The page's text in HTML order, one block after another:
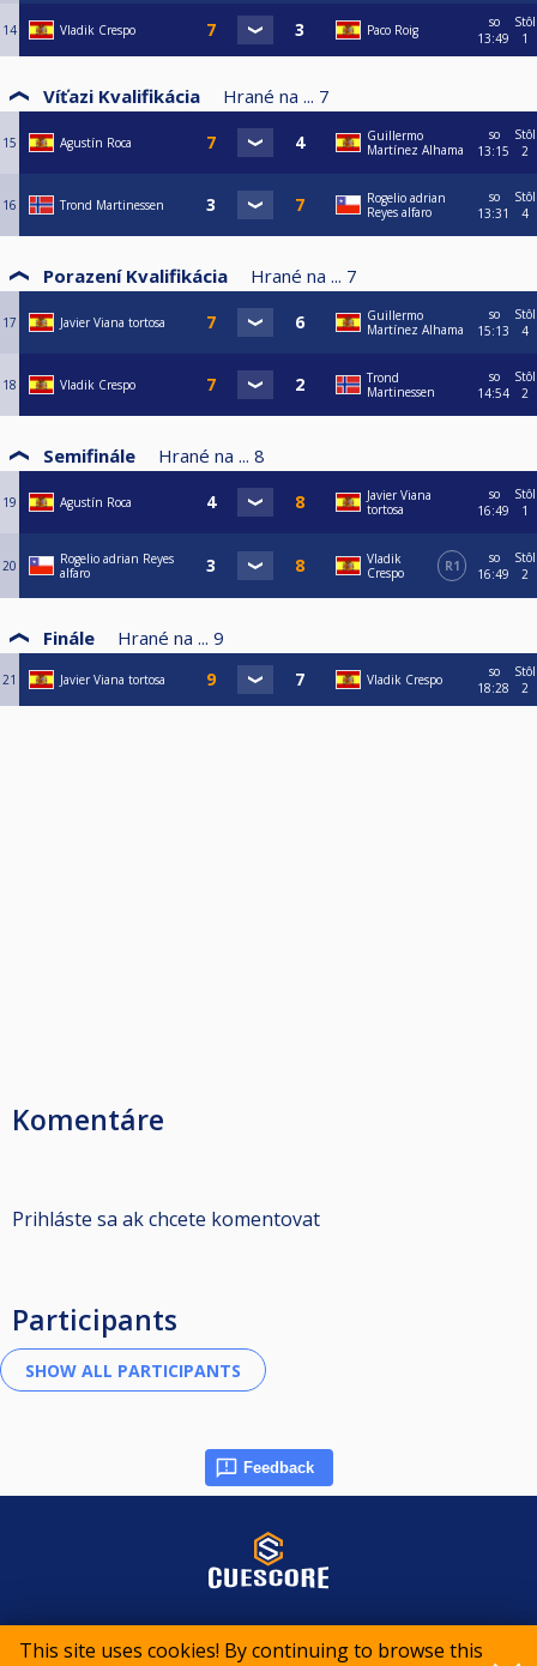
This site uses cookies! By continuing to browse this
14 Vladik Crespo Paco Roig
so
13:49
Stôl
1
Víťazi Kvalifikácia Hrané na ... 7
15 Agustín Roca
Guillermo
Martínez Alhama
so
13:15
Stôl
2
16 Trond Martinessen
Rogelio adrian
Reyes alfaro
so
13:31
Stôl
4
Porazení Kvalifikácia Hrané na ... 7
17 Javier Viana tortosa
Guillermo
Martínez Alhama
so
15:13
Stôl
4
18 Vladik Crespo
Trond
Martinessen
so
14:54
Stôl
2
Semifinále Hrané na ... 8
19 Agustín Roca
Javier Viana
tortosa
so
16:49
Stôl
1
20
Rogelio adrian Reyes
alfaro
Vladik
Crespo
R1
so
16:49
Stôl
2
Finále Hrané na ... 9
21 Javier Viana tortosa Vladik Crespo
so
18:28
Stôl
2
Komentáre
Prihláste sa ak chcete komentovat
Participants
Feedback
© 2015-2026 CueScore International